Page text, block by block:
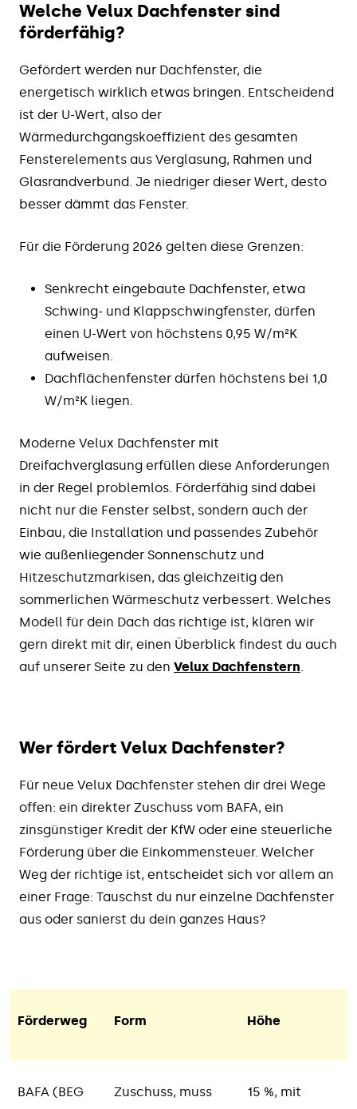
Welche Velux Dachfenster sind
förderfähig?
Gefördert werden nur Dachfenster, die
energetisch wirklich etwas bringen. Entscheidend
ist der U-Wert, also der
Wärmedurchgangskoeffizient des gesamten
Fensterelements aus Verglasung, Rahmen und
Glasrandverbund. Je niedriger dieser Wert, desto
besser dämmt das Fenster.
Für die Förderung 2026 gelten diese Grenzen:
Senkrecht eingebaute Dachfenster, etwa
Schwing- und Klappschwingfenster, dürfen
einen U-Wert von höchstens 0,95 W/m²K
aufweisen.
Dachflächenfenster dürfen höchstens bei 1,0
W/m²K liegen.
Moderne Velux Dachfenster mit
Dreifachverglasung erfüllen diese Anforderungen
in der Regel problemlos. Förderfähig sind dabei
nicht nur die Fenster selbst, sondern auch der
Einbau, die Installation und passendes Zubehör
wie außenliegender Sonnenschutz und
Hitzeschutzmarkisen, das gleichzeitig den
sommerlichen Wärmeschutz verbessert. Welches
Modell für dein Dach das richtige ist, klären wir
gern direkt mit dir, einen Überblick findest du auch
auf unserer Seite zu den Velux Dachfenstern.
Wer fördert Velux Dachfenster?
Für neue Velux Dachfenster stehen dir drei Wege
offen: ein direkter Zuschuss vom BAFA, ein
zinsgünstiger Kredit der KfW oder eine steuerliche
Förderung über die Einkommensteuer. Welcher
Weg der richtige ist, entscheidet sich vor allem an
einer Frage: Tauschst du nur einzelne Dachfenster
aus oder sanierst du dein ganzes Haus?
Förderweg Form Höhe
BAFA (BEG
Zuschuss, muss
15 %, mit